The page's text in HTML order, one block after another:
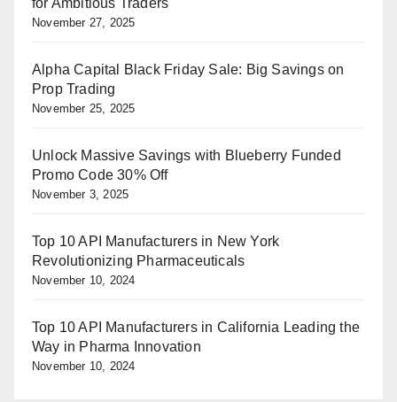
November 27, 2025
Alpha Capital Black Friday Sale: Big Savings on
Prop Trading
November 25, 2025
Unlock Massive Savings with Blueberry Funded
Promo Code 30% Off
November 3, 2025
Top 10 API Manufacturers in New York
Revolutionizing Pharmaceuticals
November 10, 2024
Top 10 API Manufacturers in California Leading the
Way in Pharma Innovation
November 10, 2024